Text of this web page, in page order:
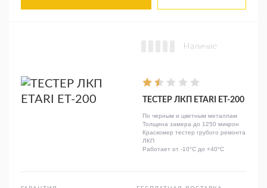
Наличие
ТЕСТЕР ЛКП ETARI ET-200
По черным и цветным металлам
Толщина замера до 1250 микрон
Краскомер тестер грубого ремонта
ЛКП
Работает от -10°C до +40°C